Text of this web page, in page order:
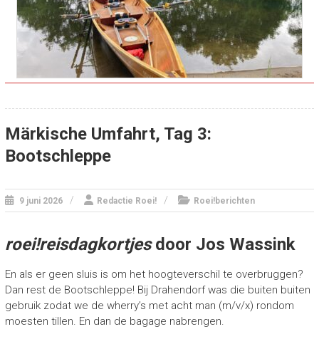
Märkische Umfahrt, Tag 3:
Bootschleppe
9 juni 2026 Redactie Roei! Roei!berichten
roei!reisdagkortjesdoor Jos Wassink
En als er geen sluis is om het hoogteverschil te overbruggen?
Dan rest de Bootschleppe! Bij Drahendorf was die buiten buiten
gebruik zodat we de wherry’s met acht man (m/v/x) rondom
moesten tillen. En dan de bagage nabrengen.